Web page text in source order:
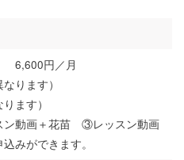
6,600円／月
ります）
ます）
動画＋花苗 ③レッスン動画
みができます。